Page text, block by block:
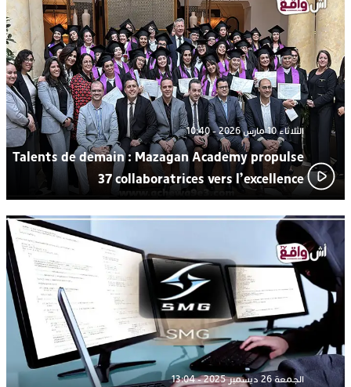
23:18ترسيخا لثقافة ترشيد الموارد المائية.. اختتام فعاليات النسخة الثانية
من “القرية الذكية للماء” بمركز الاصطياف ببوزنيقة
الثلاثاء 10 مارس 2026 - 10:40
Talents de demain : Mazagan Academy propulse
37 collaboratrices vers l’excellence
الجمعة 26 ديسمبر 2025 - 13:04